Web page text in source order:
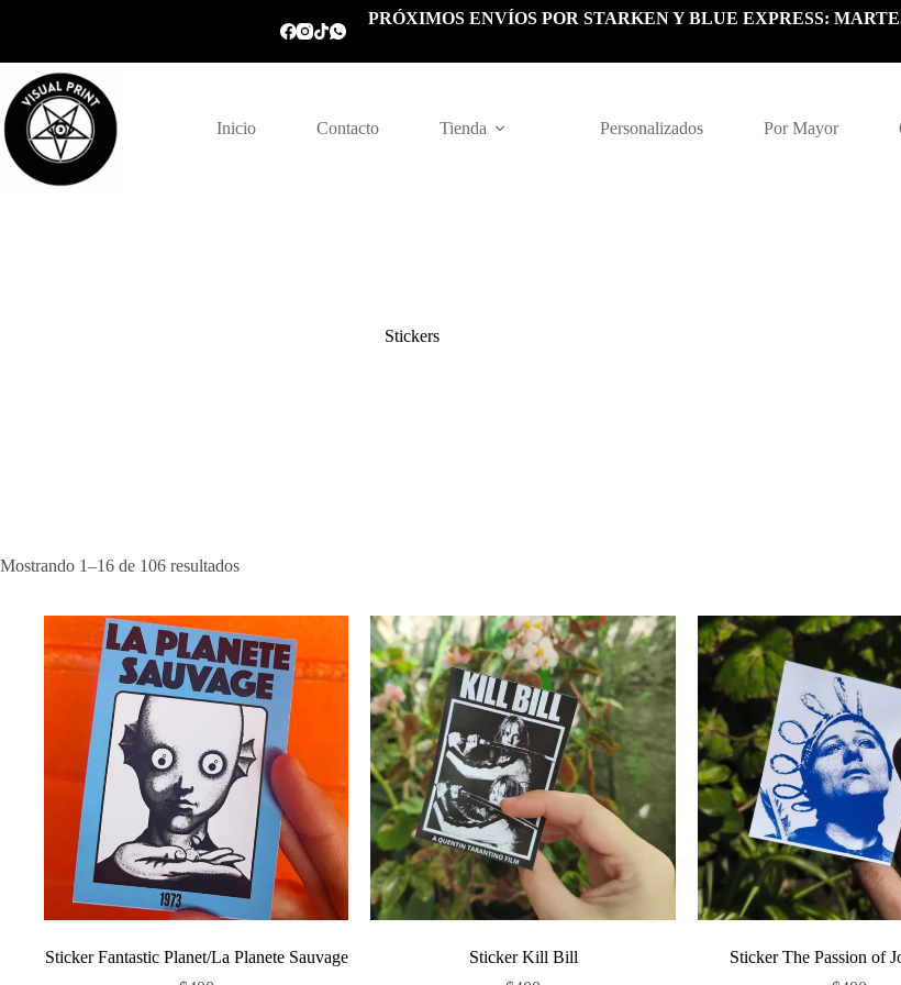
PRÓXIMOS ENVÍOS POR STARKEN Y BLUE EXPRESS:
Inicio Contacto Tienda Personalizados Por Mayor
Stickers
Mostrando 1–16 de 106 resultadosOrdenado
Sticker Fantastic Planet/La Planete Sauvage
Sticker Kill Bill
Sticker The Passion of